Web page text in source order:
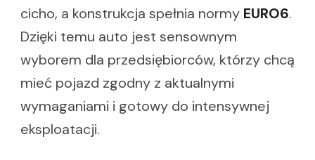
cicho, a konstrukcja spełnia normy EURO6.
Dzięki temu auto jest sensownym
wyborem dla przedsiębiorców, którzy chcą
mieć pojazd zgodny z aktualnymi
wymaganiami i gotowy do intensywnej
eksploatacji.